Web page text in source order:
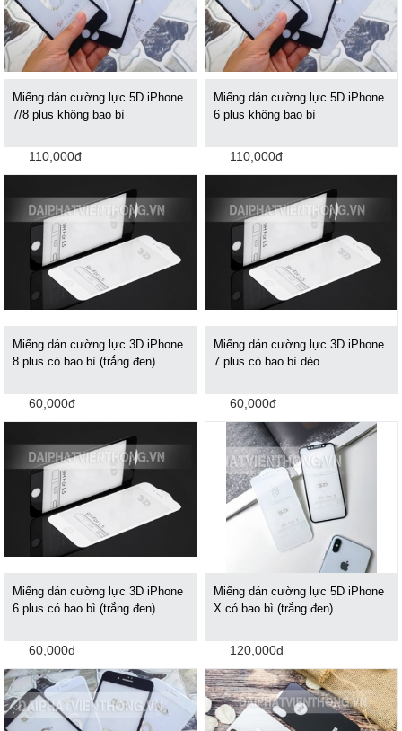
Miếng dán cường lực 5D iPhone
7/8 plus không bao bì
110,000đ
Miếng dán cường lực 5D iPhone
6 plus không bao bì
110,000đ
Miếng dán cường lực 3D iPhone
8 plus có bao bì (trắng đen)
60,000đ
Miếng dán cường lực 3D iPhone
7 plus có bao bì dẻo
60,000đ
Miếng dán cường lực 3D iPhone
6 plus có bao bì (trắng đen)
60,000đ
Miếng dán cường lực 5D iPhone
X có bao bì (trắng đen)
120,000đ